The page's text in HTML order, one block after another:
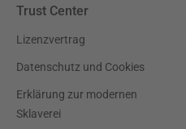
Trust Center
Lizenzvertrag
Datenschutz und Cookies
Erklärung zur modernen
Sklaverei